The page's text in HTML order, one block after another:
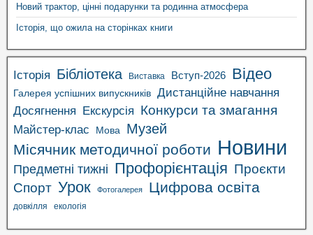
Новий трактор, цінні подарунки та родинна атмосфера
Історія, що ожила на сторінках книги
Історія Бібліотека Виставка Вступ-2026 Відео
Галерея успішних випускників Дистанційне навчання
Досягнення Екскурсія Конкурси та змагання
Майстер-клас Мова Музей
Місячник методичної роботи Новини
Предметні тижні Профорієнтація Проєкти
Спорт Урок Фотогалерея Цифрова освіта
довкілля екологія